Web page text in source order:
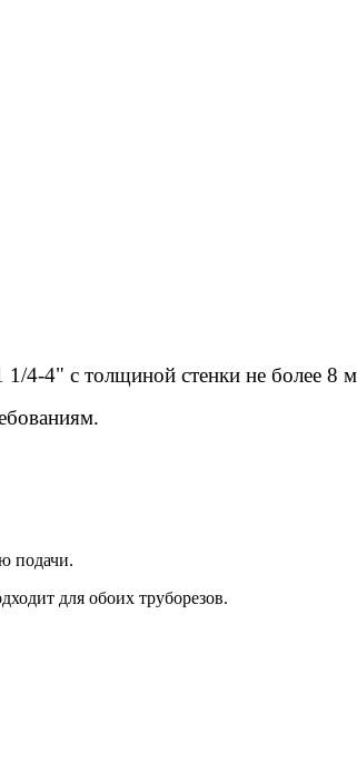
1/4-4" с толщиной стенки не более 8
подачи.
для обоих труборезов.